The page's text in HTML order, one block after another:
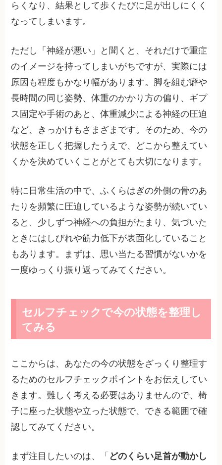
らくなり、結果として歩くたびに足が出しにくく
なってしまいます。
ただし「神経が悪い」と聞くと、それだけで重症
のイメージを持ってしまいがちですが、実際には
原因も程度もかなり幅があります。脚を組む癖や
長時間の同じ姿勢、体重のかかり方の偏り、ギプ
ス固定や手術のあと、体重減少による神経の圧迫
など、きっかけもさまざまです。そのため、今の
状態を正しく把握したうえで、どこから整えてい
くかを決めていくことがとても大切になります。
特に日常生活の中で、ふくらはぎの外側の骨のあ
たりを頻繁に圧迫しているような姿勢が続いてい
ると、少しずつ神経への負担がたまり、気づいた
ときにはしびれや筋力低下が表面化していること
もあります。まずは、思い当たる習慣がないかを
一度ゆっくり振り返ってみてください。
セルフチェックで今の状態を整理し
てみる
ここからは、あなたの今の状態をざっくり整理す
るためのセルフチェックポイントをお伝えしてい
きます。難しく考える必要はありませんので、椅
子に座った状態や立った状態で、できる範囲で確
認してみてください。
まず注目したいのは、「 どのくらい足首が動かし